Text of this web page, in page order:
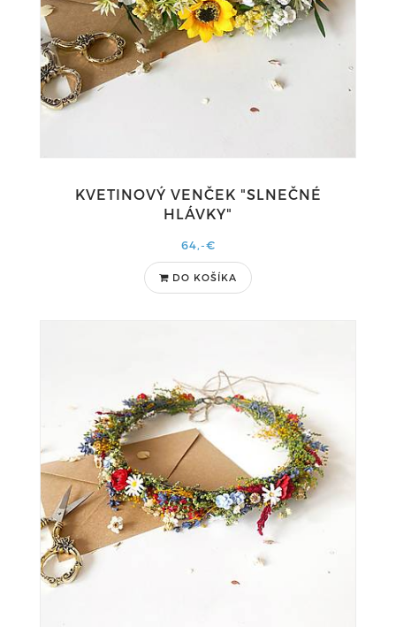
KVETINOVÝ VENČEK "SLNEČNÉ
HLÁVKY"
64,-€
DO KOŠÍKA